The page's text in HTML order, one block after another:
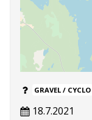
GRAVEL / CYCLO
18.7.2021